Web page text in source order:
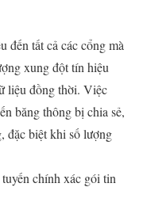
đến tất cả các cổng mà
xung đột tín hiệu
liệu đồng thời. Việc
băng thông bị chia sẻ,
đặc biệt khi số lượng
chính xác gói tin